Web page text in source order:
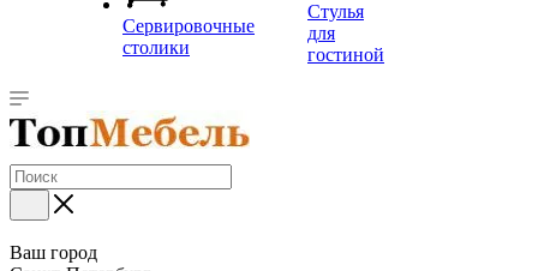
Сервировочные
столики
Стулья
для
гостиной
Ваш город